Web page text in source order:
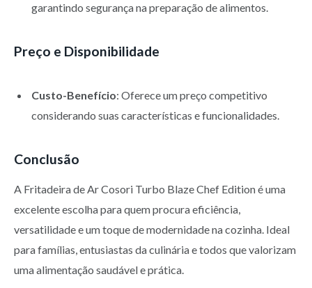
garantindo segurança na preparação de alimentos.
Preço e Disponibilidade
Custo-Benefício: Oferece um preço competitivo
considerando suas características e funcionalidades.
Conclusão
A Fritadeira de Ar Cosori Turbo Blaze Chef Edition é uma
excelente escolha para quem procura eficiência,
versatilidade e um toque de modernidade na cozinha. Ideal
para famílias, entusiastas da culinária e todos que valorizam
uma alimentação saudável e prática.